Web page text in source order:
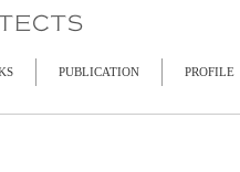
PUBLICATION PROFILE